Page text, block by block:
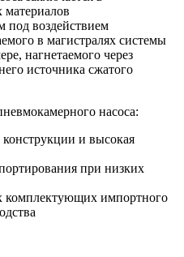
материалов
под воздействием
в магистралях системы
нагнетаемого через
источника сжатого
насоса:
конструкции и высокая
при низких
комплектующих импортного